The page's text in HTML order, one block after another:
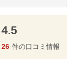
4.5
26 件の口コミ情報